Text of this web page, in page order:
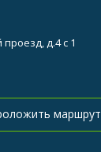
д.4 с 1
маршрут